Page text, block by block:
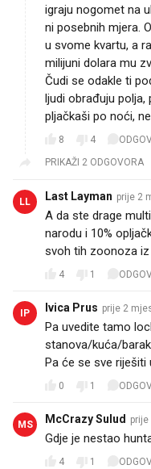
igraju nogomet na
ni posebnih mjera.
u svome kvartu, a
milijuni dolara mu
Čudi se odakle ti
ljudi obrađuju polja,
pljačkaši po noći,
8 4
PRIKAŽI 2 ODGOVORA
LL Last Layman prije 2
A da ste drage
narodu i 10%
svoh tih zoonoza
4 1
IP Ivica Prus prije 2
Pa uvedite tamo
stanova/kuća/
Pa će se sve riješiti
0 1
MS McCrazy Sulud
Gdje je nestao
4 1